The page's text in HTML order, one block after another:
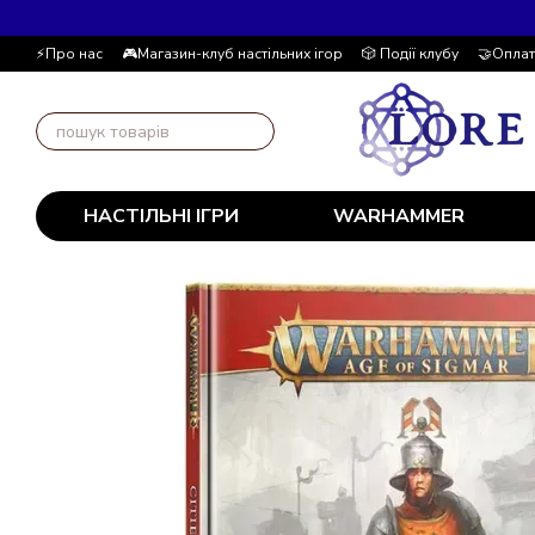
⚡Про нас 🎮Магазин-клуб настільних ігор 🎲 Події клубу
📚Блог
Автор блогу 📰 Угода користувача 💸
НАСТІЛЬНІ ІГРИ WARHAMMER